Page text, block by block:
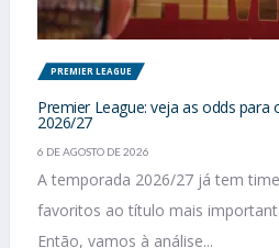
PREMIER LEAGUE
Premier League: veja as odds
2026/27
6 DE AGOSTO DE 2026
A temporada 2026/27 já tem
favoritos ao título mais
Então, vamos à análise...